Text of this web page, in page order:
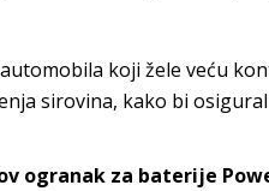
koji žele veću
sirovina, kako bi
ogranak za baterije